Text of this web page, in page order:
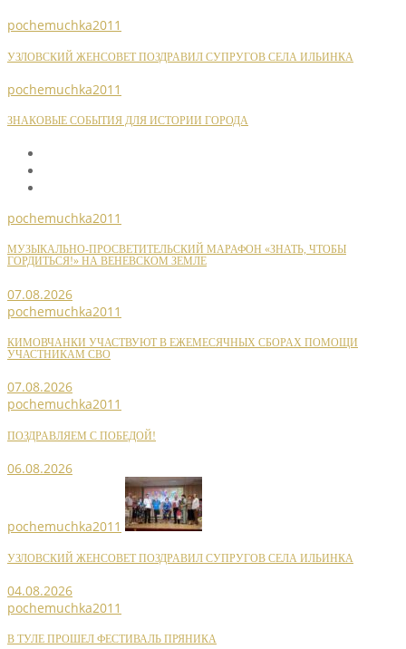
pochemuchka2011
УЗЛОВСКИЙ ЖЕНСОВЕТ ПОЗДРАВИЛ СУПРУГОВ СЕЛА ИЛЬИНКА
pochemuchka2011
ЗНАКОВЫЕ СОБЫТИЯ ДЛЯ ИСТОРИИ ГОРОДА
pochemuchka2011
МУЗЫКАЛЬНО-ПРОСВЕТИТЕЛЬСКИЙ МАРАФОН «ЗНАТЬ, ЧТОБЫ
ГОРДИТЬСЯ!» НА ВЕНЕВСКОМ ЗЕМЛЕ
07.08.2026
pochemuchka2011
КИМОВЧАНКИ УЧАСТВУЮТ В ЕЖЕМЕСЯЧНЫХ СБОРАХ ПОМОЩИ
УЧАСТНИКАМ СВО
07.08.2026
pochemuchka2011
ПОЗДРАВЛЯЕМ С ПОБЕДОЙ!
06.08.2026
pochemuchka2011
УЗЛОВСКИЙ ЖЕНСОВЕТ ПОЗДРАВИЛ СУПРУГОВ СЕЛА ИЛЬИНКА
04.08.2026
pochemuchka2011
В ТУЛЕ ПРОШЕЛ ФЕСТИВАЛЬ ПРЯНИКА